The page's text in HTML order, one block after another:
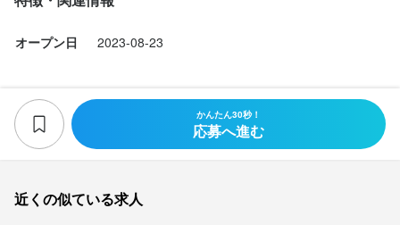
オープン日 2023-08-23
かんたん30秒！
応募へ進む
近くの似ている求人
門前仲町や妙典、浦安、平和島など
飲食店が少なく、地域の人たちが
美味しいお店を待ち望んでいるような
オープンすると自ずと人気店になります。